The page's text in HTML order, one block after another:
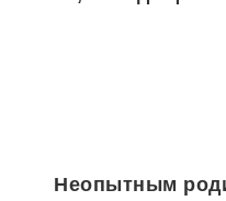
Неопытным